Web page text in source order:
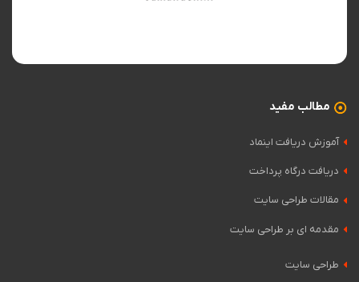
مطالب مفید
آموزش دریافت اینماد
دریافت درگاه پرداخت
مقالات طراحی سایت
مقدمه ای بر طراحی سایت
طراحی سایت